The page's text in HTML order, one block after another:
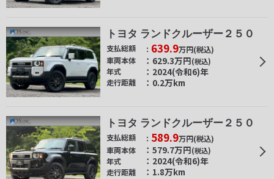
トヨタ ランドクルーザー２５０
支払総額 639.9万円(税込)
車両本体
629.3万円(税込)
年式 2024(令和6)年
走行距離 0.2万km
トヨタ ランドクルーザー２５０
支払総額 589.9万円(税込)
車両本体
579.7万円(税込)
年式 2024(令和6)年
走行距離 1.8万km